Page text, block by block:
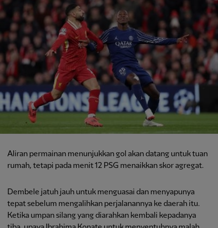
Aliran permainan menunjukkan gol akan datang untuk tuan
rumah, tetapi pada menit 12 PSG menaikkan skor agregat.
Dembele jatuh jauh untuk menguasai dan menyapunya
tepat sebelum mengalihkan perjalanannya ke daerah itu.
Ketika umpan silang yang diarahkan kembali kepadanya